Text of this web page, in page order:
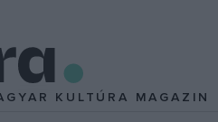
KULTÚRA MAGAZIN